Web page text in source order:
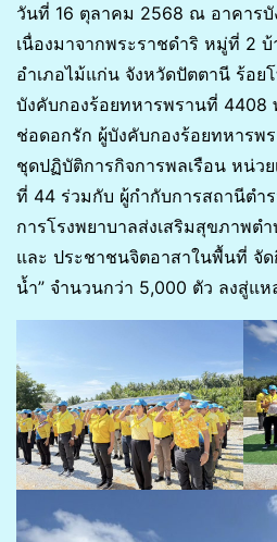
วันที่ 16 ตุลาคม 2568 ณ อาคาร
เนื่องมาจากพระราชดำริ หมู่ที่ 2
อำเภอไม้แก่น จังหวัดปัตตานี ร้อย
บังคับกองร้อยทหารพรานที่ 4408
ช่อดอกรัก ผู้บังคับกองร้อยทหารพ
ชุดปฏิบัติการกิจการพลเรือน หน่ว
ที่ 44 ร่วมกับ ผู้กำกับการสถานีตำ
การโรงพยาบาลส่งเสริมสุขภาพต
และ ประชาชนจิตอาสาในพื้นที่ จั
น้ำ” จำนวนกว่า 5,000 ตัว ลงสู่แ